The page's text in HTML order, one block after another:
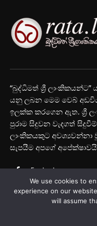
“බුද්ධිමත් ශ්‍රී
යනු ලබන මෙම වෙබ්
ඉලක්ක කරගෙන ඇත. ශ්‍රී
පුරාම සිදුවන වැදගත්
ලාංකිකයකුට
සැපයීම අපගේ
We use cookies to
experience on our
will assume